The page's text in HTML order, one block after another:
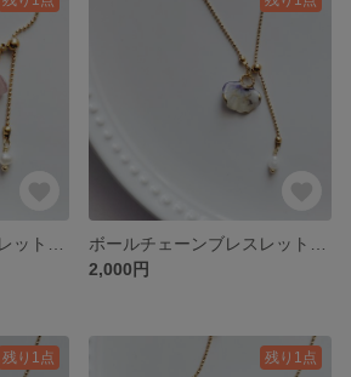
2,000円
残り1点 残り1点